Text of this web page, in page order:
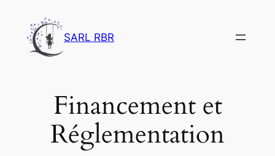
contenu
SARL RBR
Financement et
Réglementation